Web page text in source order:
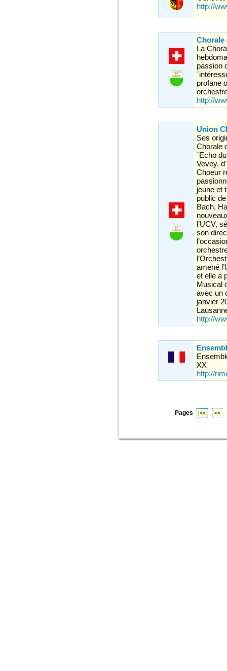
http://
Chorale
La
passion
profane
http://
Union
Ses
Chorale
´Echo
Vevey,
Choeur
jeune et
public
Bach,
l’UCV,
son
amené
et elle a
Musical
avec un
janvier
http://
XX
http://
Pages |<< <<